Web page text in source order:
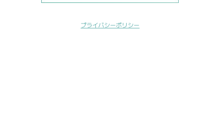
プライバシーポリシー